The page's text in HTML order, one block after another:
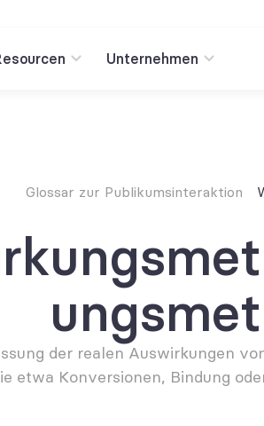
Unternehmen
Glossar zur Publikumsinteraktion
der realen Auswirkungen
etwa Konversionen, Bindung